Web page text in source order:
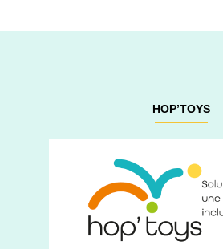
HOP’TOYS